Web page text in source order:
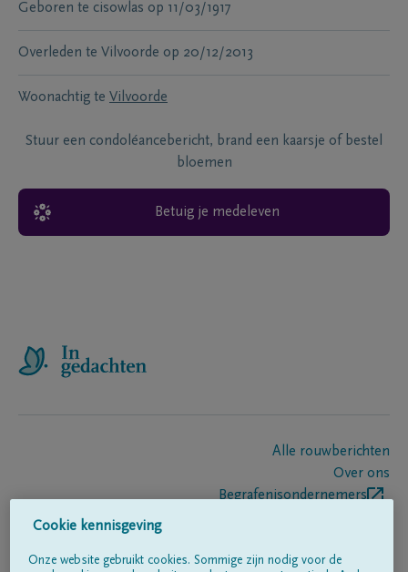
Geboren te cisowlas op 11/03/1917
Overleden te Vilvoorde op 20/12/2013
Woonachtig te Vilvoorde
Stuur een condoléancebericht, brand een kaarsje of bestel
bloemen
Betuig je medeleven
Alle rouwberichten
Over ons
Begrafenisondernemers
Cookie kennisgeving
Onze website gebruikt cookies. Sommige zijn nodig voor de